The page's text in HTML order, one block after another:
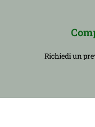
Richiedi un